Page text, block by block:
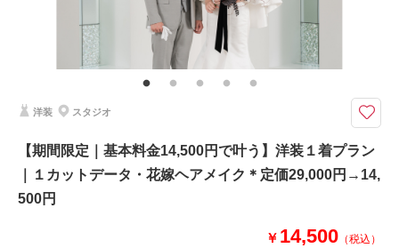
その他含むもの
チャペル装花・シャツレンタル、ブライダルインナーレンタル・シューズレ
ンタル・造花ブーケレンタル込
【2026年9月までの撮影限定】基本料金50%OFF・平日試着で衣装ランクア
ップ30%OFF
事前のご来店なしで、一日で撮影まで可能です♪
◆流れ ※所要時間
ご来店→衣装合わせ 約30分～1時間
メイク 約1時間30分
洋装 スタジオ
【期間限定｜基本料金14,500円で叶う】洋装１着プラン
｜１カットデータ・花嫁ヘアメイク＊定価29,000円→14,
500円
￥ 14,500 （税込）